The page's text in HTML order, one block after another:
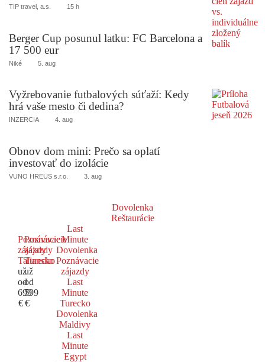
TIP travel, a.s. 15 h
Berger Cup posunul latku: FC Barcelona a
17 500 eur
Niké 5. aug
Vyžrebovanie futbalových súťaží: Kedy
hrá vaše mesto či dedina?
INZERCIA 4. aug
Obnov dom mini: Prečo sa oplatí
investovať do izolácie
VUNO HREUS s.r.o. 3. aug
Dovolenka
Reštaurácie
Poznávacie
zájazdy
Taliansko
už
od
699
€
Poznávacie
zájazdy
Turecko
už
od
599
€
Last
Minute
Dovolenka
Poznávacie
zájazdy
Last
Minute
Turecko
Dovolenka
Maldivy
Last
Minute
Egypt